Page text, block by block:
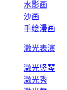
水影画
沙画
手绘漫画
激光表演
激光竖琴
激光秀